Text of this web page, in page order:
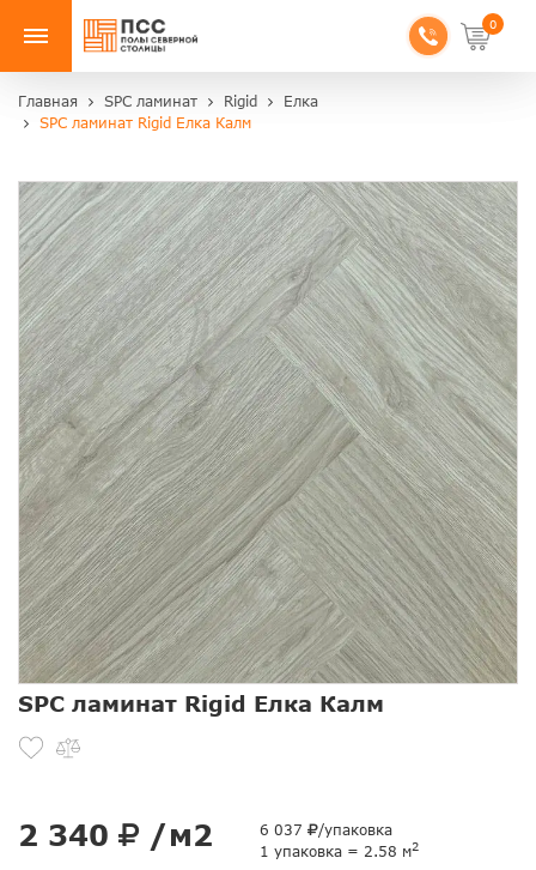
0
Главная SPC ламинат Rigid
Елка
SPC ламинат Rigid Елка Калм
SPC ламинат Rigid Елка Калм
2 340 /м2 6 037
/упаковка
1 упаковка = 2.58 м2